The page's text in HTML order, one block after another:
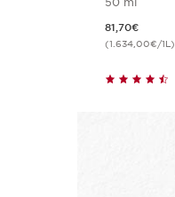
81,70€
(1.634,00€/1L)